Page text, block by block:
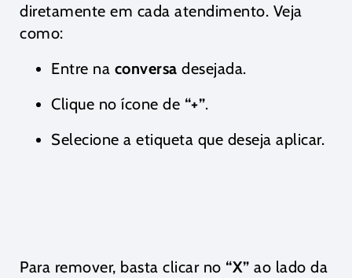
diretamente em cada atendimento. Veja
como:
Entre na conversa desejada.
Clique no ícone de “+”.
Selecione a etiqueta que deseja aplicar.
Para remover, basta clicar no “X” ao lado da